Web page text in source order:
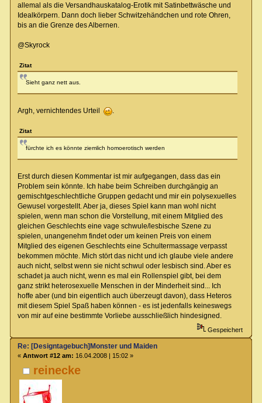
allemal als die Versandhauskatalog-Erotik mit Satinbettwäsche und
Idealkörpern. Dann doch lieber Schwitzehändchen und rote Ohren,
bis an die Grenze des Albernen.
@Skyrock
Zitat
Sieht ganz nett aus.
Argh, vernichtendes Urteil .
Zitat
fürchte ich es könnte ziemlich homoerotisch werden
Erst durch diesen Kommentar ist mir aufgegangen, dass das ein
Problem sein könnte. Ich habe beim Schreiben durchgängig an
gemischtgeschlechtliche Gruppen gedacht und mir ein polysexuelles
Gewusel vorgestellt. Aber ja, dieses Spiel kann man wohl nicht
spielen, wenn man schon die Vorstellung, mit einem Mitglied des
gleichen Geschlechts eine vage schwule/lesbische Szene zu
spielen, unangenehm findet oder um keinen Preis von einem
Mitglied des eigenen Geschlechts eine Schultermassage verpasst
bekommen möchte. Mich stört das nicht und ich glaube viele andere
auch nicht, selbst wenn sie nicht schwul oder lesbisch sind. Aber es
schadet ja auch nicht, wenn es mal ein Rollenspiel gibt, bei dem
ganz strikt heterosexuelle Menschen in der Minderheit sind... Ich
hoffe aber (und bin eigentlich auch überzeugt davon), dass Heteros
mit diesem Spiel Spaß haben können - es ist jedenfalls keineswegs
von mir auf eine bestimmte Vorliebe ausschließlich hindesigned.
Gespeichert
reinecke
Re: [Designtagebuch]Monster und Maiden
« Antwort #12 am: 16.04.2008 | 15:02 »